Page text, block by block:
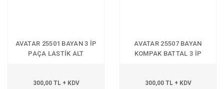
AVATAR 25501 BAYAN 3 İP
PAÇA LASTİK ALT
300,00 TL + KDV
AVATAR 25507 BAYAN
KOMPAK BATTAL 3 İP
300,00 TL + KDV